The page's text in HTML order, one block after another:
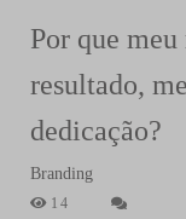
Por que
resultado,
dedicação?
Branding
14